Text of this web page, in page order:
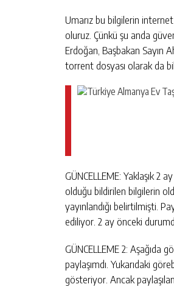
Umarız bu bilgilerin
oluruz. Çünkü şu anda
Erdoğan, Başbakan Sayın
torrent dosyası olarak da
GÜNCELLEME: Yaklaşık 2
olduğu bildirilen bilgilerin
yayınlandığı belirtilmişti.
ediliyor. 2 ay önceki
GÜNCELLEME 2: Aşağıda
paylaşımdı. Yukarıdaki
gösteriyor. Ancak